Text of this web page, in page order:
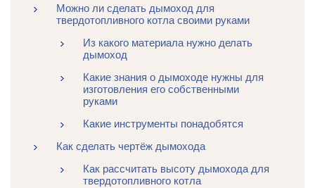
Можно ли сделать дымоход для
твердотопливного котла своими руками
Из какого материала нужно делать
дымоход
Какие знания о дымоходе нужны для
изготовления его собственными
руками
Какие инструменты понадобятся
Как сделать чертёж дымохода
Как рассчитать высоту дымохода для
твердотопливного котла